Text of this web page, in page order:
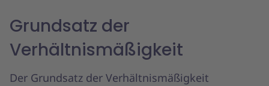
Grundsatz der
Verhältnismäßigkeit
Der Grundsatz der Verhältnismäßigkeit